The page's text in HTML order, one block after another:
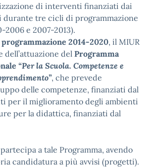
di interventi finanziati dai
durante tre cicli di programmazione
2006 e 2007-2013).
programmazione 2014-2020, il MIUR
dell’attuazione del Programma
“Per la Scuola. Competenze e
, che prevede
delle competenze, finanziati dal
per il miglioramento degli ambienti
per la didattica, finanziati dal
a tale Programma, avendo
candidatura a più avvisi (progetti).